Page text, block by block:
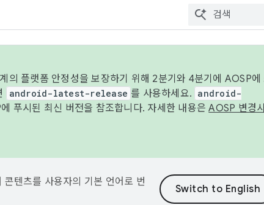
의 플랫폼 안정성을 보장하기 위해 2분기와 4분기에 AOSP에
android-latest-release 를 사용하세요. android-
푸시된 최신 버전을 참조합니다. 자세한 내용은AOSP 변경
텐츠를 사용자의 기본 언어로 번